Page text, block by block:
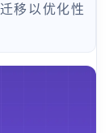
移以优化性